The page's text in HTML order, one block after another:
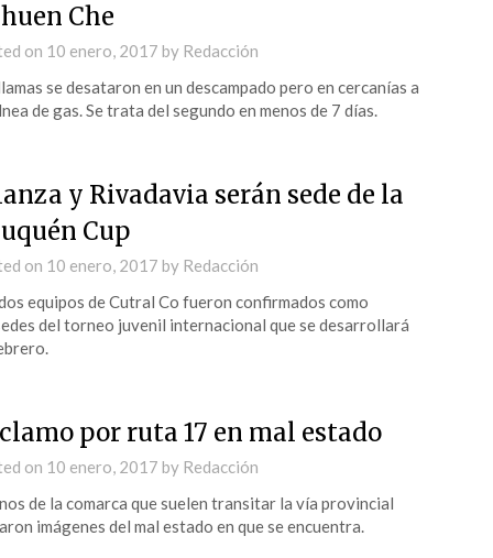
Che
on 10 enero, 2017 by Redacción
se desataron en un descampado pero en cercanías a
de gas. Se trata del segundo en menos de 7 días.
y Rivadavia serán sede de la
Cup
on 10 enero, 2017 by Redacción
equipos de Cutral Co fueron confirmados como
del torneo juvenil internacional que se desarrollará
por ruta 17 en mal estado
on 10 enero, 2017 by Redacción
de la comarca que suelen transitar la vía provincial
imágenes del mal estado en que se encuentra.